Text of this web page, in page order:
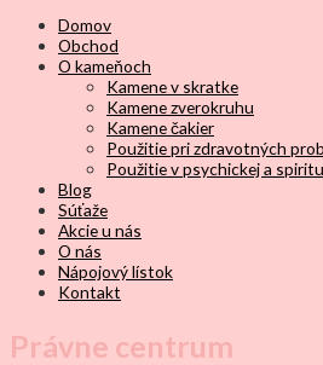
Domov
Obchod
O kameňoch
Kamene v skratke
Kamene zverokruhu
Kamene čakier
Použitie pri zdravotných
Použitie v psychickej a
Blog
Súťaže
Akcie u nás
O nás
Nápojový lístok
Kontakt
Právne centrum